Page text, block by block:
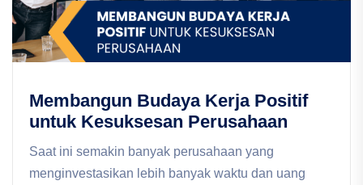
Membangun Budaya Kerja Positif
untuk Kesuksesan Perusahaan
Saat ini semakin banyak perusahaan yang
menginvestasikan lebih banyak waktu dan uang